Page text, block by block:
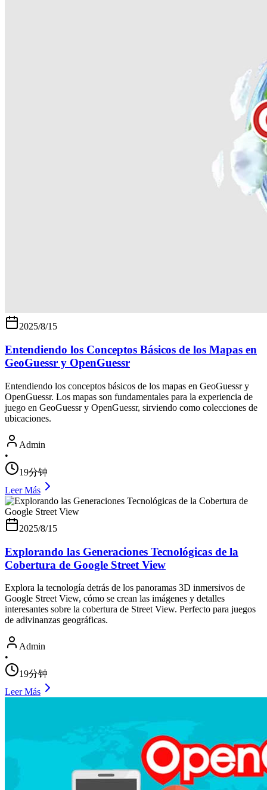
2025/8/15
Entendiendo los Conceptos Básicos de los Mapas en
GeoGuessr y OpenGuessr
Entendiendo los conceptos básicos de los mapas en GeoGuessr y
OpenGuessr. Los mapas son fundamentales para la experiencia de
juego en GeoGuessr y OpenGuessr, sirviendo como colecciones de
ubicaciones.
Admin
•
19分钟
Leer Más
2025/8/15
Explorando las Generaciones Tecnológicas de la
Cobertura de Google Street View
Explora la tecnología detrás de los panoramas 3D inmersivos de
Google Street View, cómo se crean las imágenes y detalles
interesantes sobre la cobertura de Street View. Perfecto para juegos
de adivinanzas geográficas.
Admin
•
19分钟
Leer Más